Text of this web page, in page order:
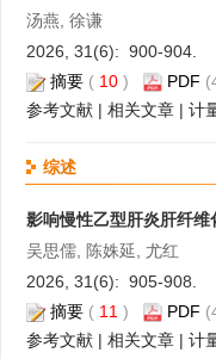
汤燕, 徐谦
2026, 31(6): 900-904.
摘要 ( 10 ) PDF
参考文献 | 相关文章 | 计
综述
影响慢性乙型肝炎肝纤
吴思儒, 陈姝延, 尤红
2026, 31(6): 905-908.
摘要 ( 11 ) PDF
参考文献 | 相关文章 | 计